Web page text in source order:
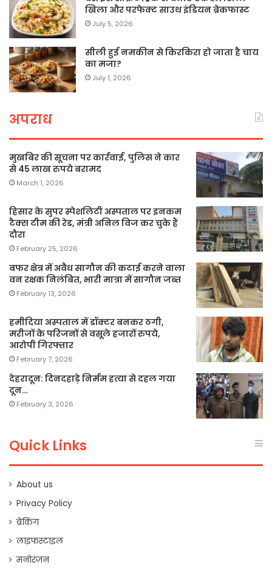
खिला और परफेक्ट साउथ इंडियन ब्रेकफास्ट
July 5, 2026
सीली हुई नमकीन से किरकिरा हो जाता है चाय
का मजा?
July 1, 2026
अपराध
मुखबिर की सूचना पर कार्रवाई, पुलिस ने कार
से 45 लाख रुपये बरामद
March 1, 2026
हिसार के सुपर स्पेशलिटी अस्पताल पर इनकम
टैक्स टीम की रेड, मंत्री अनिल विज कर चुके हैं
दौरा
February 25, 2026
बफर क्षेत्र में अवैध सागौन की कटाई करने वाला
वन रक्षक निलंबित, भारी मात्रा में सागौन जब्त
February 13, 2026
हमीदिया अस्पताल में डॉक्टर बनकर ठगी,
मरीजों के परिजनों से वसूले हजारों रुपये,
आरोपी गिरफ्तार
February 7, 2026
देहरादून: दिनदहाड़े निर्मम हत्या से दहल गया
दून…
February 3, 2026
Quick Links
About us
Privacy Policy
ब्रेकिंग
लाइफस्टाइल
मनोरंजन